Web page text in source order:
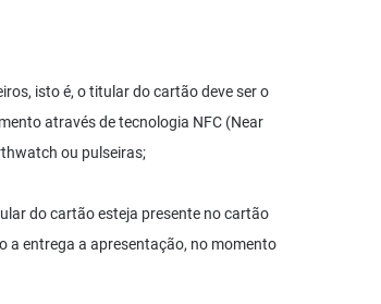
isto é, o titular do cartão deve ser o
através de tecnologia NFC (Near
ou pulseiras;
do cartão esteja presente no cartão
a entrega a apresentação, no momento